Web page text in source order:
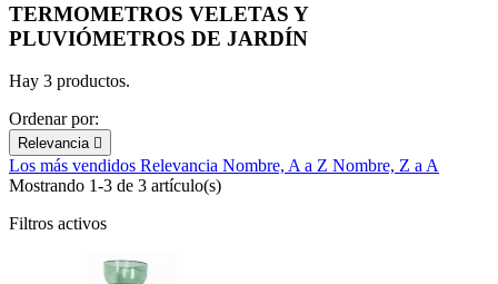
TERMOMETROS VELETAS Y
PLUVIÓMETROS DE JARDÍN
Hay 3 productos.
Ordenar por:
Relevancia 
Los más vendidos Relevancia Nombre, A a Z Nombre, Z a A
Mostrando 1-3 de 3 artículo(s)
Filtros activos